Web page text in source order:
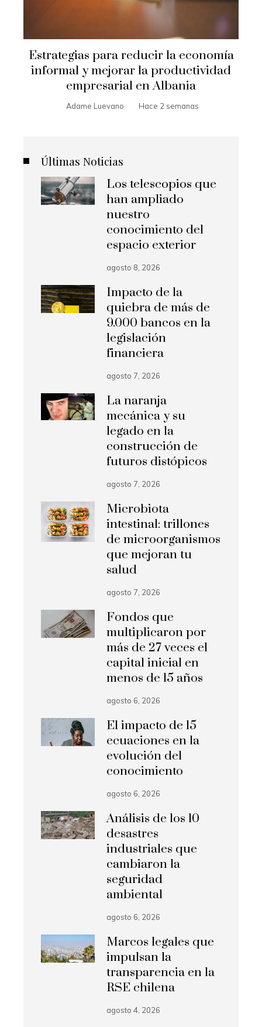
Estrategias para reducir la economía
informal y mejorar la productividad
empresarial en Albania
Adame Luevano Hace 2 semanas
Últimas Noticias
Los telescopios que
han ampliado
nuestro
conocimiento del
espacio exterior
agosto 8, 2026
Impacto de la
quiebra de más de
9.000 bancos en la
legislación
financiera
agosto 7, 2026
La naranja
mecánica y su
legado en la
construcción de
futuros distópicos
agosto 7, 2026
Microbiota
intestinal: trillones
de microorganismos
que mejoran tu
salud
agosto 7, 2026
Fondos que
multiplicaron por
más de 27 veces el
capital inicial en
menos de 15 años
agosto 6, 2026
El impacto de 15
ecuaciones en la
evolución del
conocimiento
agosto 6, 2026
Análisis de los 10
desastres
industriales que
cambiaron la
seguridad
ambiental
agosto 6, 2026
Marcos legales que
impulsan la
transparencia en la
RSE chilena
agosto 4, 2026